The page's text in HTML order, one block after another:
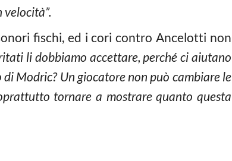
fischi, ed i cori contro Ancelotti non
li dobbiamo accettare, perché ci aiutano
Modric? Un giocatore non può cambiare le
tornare a mostrare quanto questa